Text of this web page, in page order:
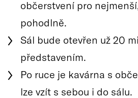
občerstvení pro
pohodlně.
Sál bude otevřen už 20
představením.
Po ruce je kavárna s
lze vzít s sebou i do sálu.